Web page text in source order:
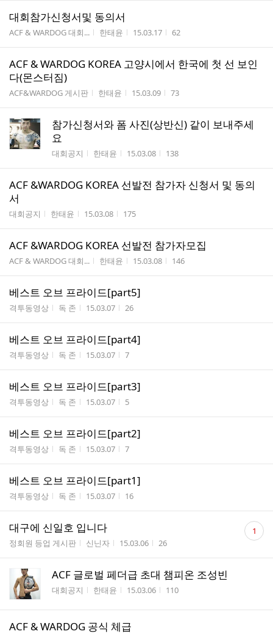
대회참가신청서및 동의서
게시판명
ACF & WARDOG 대회... 작성자
한태윤 작성시간
15.03.17 조회수
62
ACF & WARDOG KOREA 고양시에서 한국에 첫 선 보인
다(몬스터짐)
게시판명
ACF&WARDOG 게시판 작성자
한태윤 작성시간
15.03.09 조회수
73
참가신청서와 폼 사진(상반신) 같이 보내주세
요
게시판명
대회공지 작성자
한태윤 작성시간
15.03.08 조회수
138
ACF &WARDOG KOREA 선발전 참가자 신청서 및 동의
서
게시판명
대회공지 작성자
한태윤 작성시간
15.03.08 조회수
175
ACF &WARDOG KOREA 선발전 참가자모집
게시판명
ACF & WARDOG 대회... 작성자
한태윤 작성시간
15.03.08 조회수
146
베스트 오브 프라이드[part5]
게시판명
격투동영상 작성자
독 존 작성시간
15.03.07 조회수
26
베스트 오브 프라이드[part4]
게시판명
격투동영상 작성자
독 존 작성시간
15.03.07 조회수
7
베스트 오브 프라이드[part3]
게시판명
격투동영상 작성자
독 존 작성시간
15.03.07 조회수
5
베스트 오브 프라이드[part2]
게시판명
격투동영상 작성자
독 존 작성시간
15.03.07 조회수
7
베스트 오브 프라이드[part1]
게시판명
격투동영상 작성자
독 존 작성시간
15.03.07 조회수
16
대구에 신일호 입니다
게시판명
정회원 등업 게시판 작성자
신닌자 작성시간
15.03.06 조회수
26
댓
글 1
ACF 글로벌 페더급 초대 챔피온 조성빈
게시판명
대회공지 작성자
한태윤 작성시간
15.03.06 조회수
110
ACF & WARDOG 공식 체급